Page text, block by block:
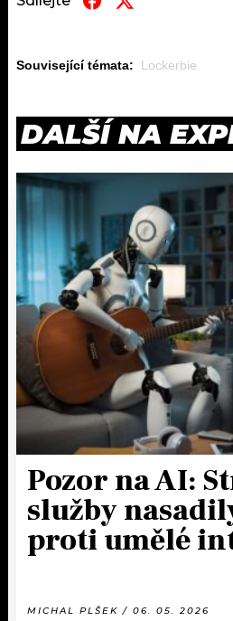
Související témata: Lockerbie
DALŠÍ NA
Pozor na AI:
služby
proti umělé
MICHAL PLŠEK / 06. 05. 2026